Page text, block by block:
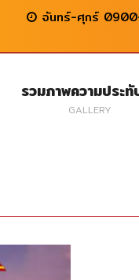
จันทร์-ศุกร์
รวมภาพความประทั
GALLERY